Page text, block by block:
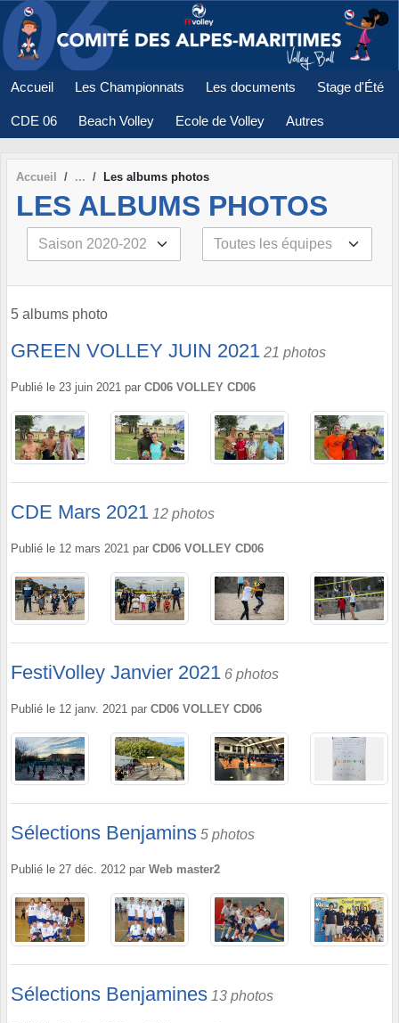
Accueil Les Championnats Les documents Stage d'Été
CDE 06 Beach Volley Ecole de Volley Autres
Accueil Les albums photos
LES ALBUMS PHOTOS
5 albums photo
GREEN VOLLEY JUIN 2021 21 photos
Publié le 23 juin 2021 par CD06 VOLLEY CD06
CDE Mars 2021 12 photos
Publié le 12 mars 2021 par CD06 VOLLEY CD06
FestiVolley Janvier 2021 6 photos
Publié le 12 janv. 2021 par CD06 VOLLEY CD06
Sélections Benjamins 5 photos
Publié le 27 déc. 2012 par Web master2
Sélections Benjamines 13 photos
Panneau de gestion des cookies